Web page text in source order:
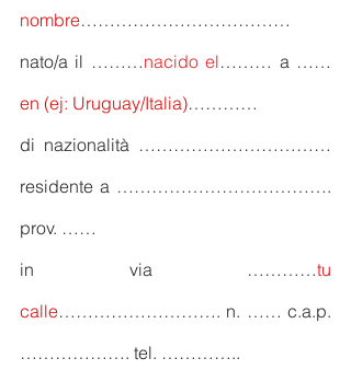
nombre………………………………
nato/a il ………nacido el……… a ……
en (ej: Uruguay/Italia)…………
di nazionalità ……………………………
residente a ……………………………….
prov. ……
in via …………tu
calle………………………. n. …… c.a.p.
………………. tel. …………..